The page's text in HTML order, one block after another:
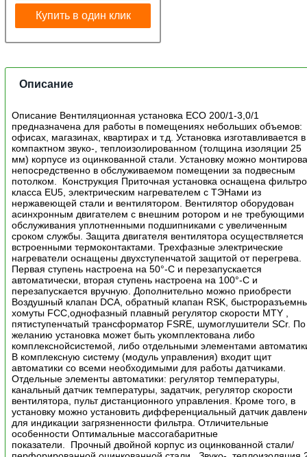
Купить в один клик
Описание
Описание Вентиляционная установка ECO 200/1-3,0/1
предназначена для работы в помещениях небольших объемов:
офисах, магазинах, квартирах и т.д. Установка изготавливается в
компактном звуко-, теплоизолированном (толщина изоляции 25
мм) корпусе из оцинкованной стали. Установку можно
непосредственно в обслуживаемом помещении за подвесным
потолком. Конструкция Приточная установка оснащена
класса EU5, электрическим нагревателем с ТЭНами из
нержавеющей стали и вентилятором. Вентилятор оборудован
асинхронным двигателем с внешним ротором и не требующими
обслуживания уплотненными подшипниками с увеличенным
сроком службы. Защита двигателя вентилятора осуществляется
встроенными термоконтактами. Трехфазные электрические
нагреватели оснащены двухступенчатой защитой от перегрева.
Первая ступень настроена на 50°-С и перезапускается
автоматически, вторая ступень настроена на 100°-С и
перезапускается вручную. Дополнительно можно приобрести
Воздушный клапан DCA, обратный клапан RSK,
хомуты FCC,однофазный плавный регулятор скорости MTY ,
пятиступенчатый трансформатор FSRE, шумоглушители SCr. По
желанию установка может быть укомплектована либо
комплекснойсистемой, либо отдельными элементами
В комплексную систему (модуль управления) входит щит
автоматики со всеми необходимыми для работы датчиками.
Отдельные элементы автоматики: регулятор температуры,
канальный датчик температуры, задатчик, регулятор скорости
вентилятора, пульт дистанционного управления. Кроме того, в
установку можно установить дифференциальный датчик
для индикации загрязненности фильтра. Отличительные
особенности Оптимальные массогабаритные
показатели. Прочный двойной корпус из оцинкованной стали/